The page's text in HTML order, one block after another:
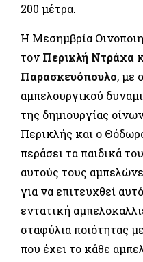
200 μέτρα.
Η Μεσημβρία
τον Περικλή Ντράχα
Παρασκευόπουλο, με
αμπελουργικού
της δημιουργίας
Περικλής και ο
περάσει τα παιδικά
αυτούς τους
για να επιτευχθεί
εντατική
σταφύλια ποιότητας
που έχει το κάθε